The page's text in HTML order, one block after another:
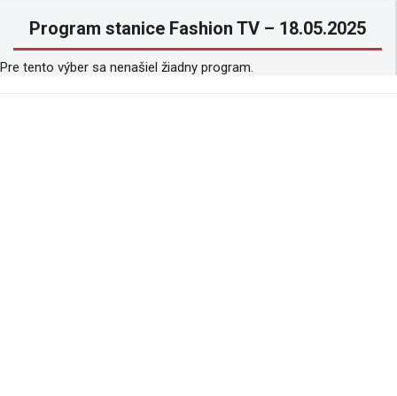
Program stanice Fashion TV – 18.05.2025
Pre tento výber sa nenašiel žiadny program.